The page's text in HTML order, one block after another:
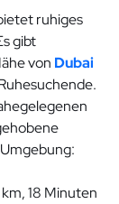
ruhiges
gibt
von Dubai
km, 18 Minuten